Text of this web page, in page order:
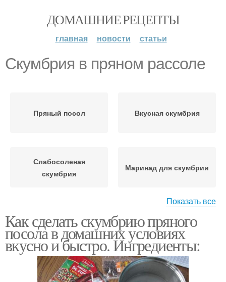
ДОМАШНИЕ РЕЦЕПТЫ
главная новости статьи
Скумбрия в пряном рассоле
Пряный посол Вкусная скумбрия
Слабосоленая
скумбрия
Маринад для скумбрии
скумбрия
Скумбрия в рассоле
Тузлук для скумбрии Маринад для скумбрия
Показать все
Как сделать скумбрию пряного
посола в домашних условиях
вкусно и быстро. Ингредиенты: